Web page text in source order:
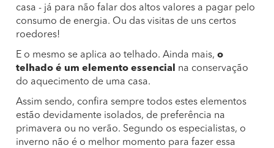
casa - já para não falar dos altos valores a pagar pelo
consumo de energia. Ou das visitas de uns certos
roedores!
E o mesmo se aplica ao telhado. Ainda mais, o
telhado é um elemento essencial na conservação
do aquecimento de uma casa.
Assim sendo, confira sempre todos estes elementos
estão devidamente isolados, de preferência na
primavera ou no verão. Segundo os especialistas, o
inverno não é o melhor momento para fazer essa